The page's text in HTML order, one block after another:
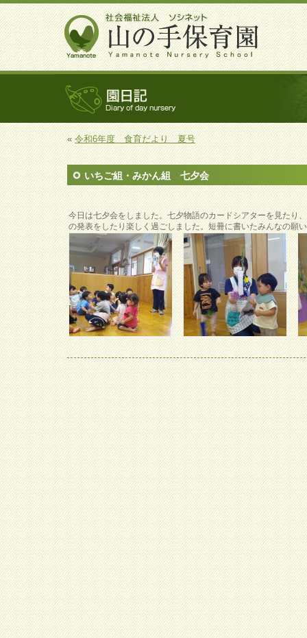
«令和6年度 食育だより 夏号
いちご組・みかん組 七夕会
今日は七夕会をしました。七夕物語のカードシアターを見たり
の発表をしたり楽しく過ごしました。短冊に書いたみんなの願